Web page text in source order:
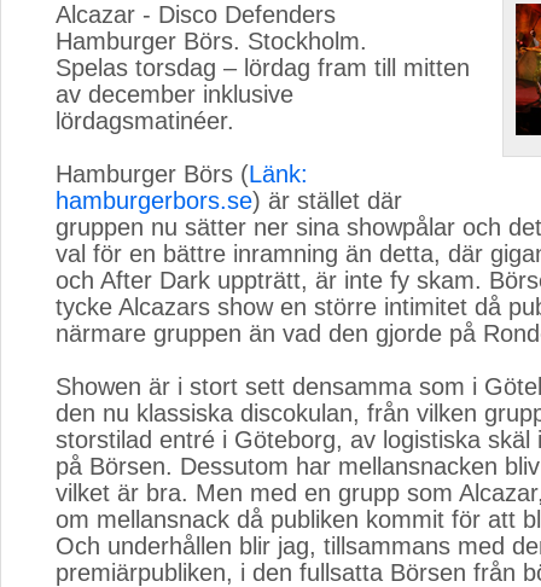
Alcazar - Disco Defenders
Hamburger Börs. Stockholm.
Spelas torsdag – lördag fram till mitten
av december inklusive
lördagsmatinéer.
Hamburger Börs (Länk:
hamburgerbors.se) är stället där
gruppen nu sätter ner sina showpålar och
val för en bättre inramning än detta, där
och After Dark uppträtt, är inte fy skam.
tycke Alcazars show en större intimitet då
närmare gruppen än vad den gjorde på
Showen är i stort sett densamma som i
den nu klassiska discokulan, från vilken
storstilad entré i Göteborg, av logistiska skäl
på Börsen. Dessutom har mellansnacken
vilket är bra. Men med en grupp som
om mellansnack då publiken kommit för att
Och underhållen blir jag, tillsammans med
premiärpubliken, i den fullsatta Börsen från